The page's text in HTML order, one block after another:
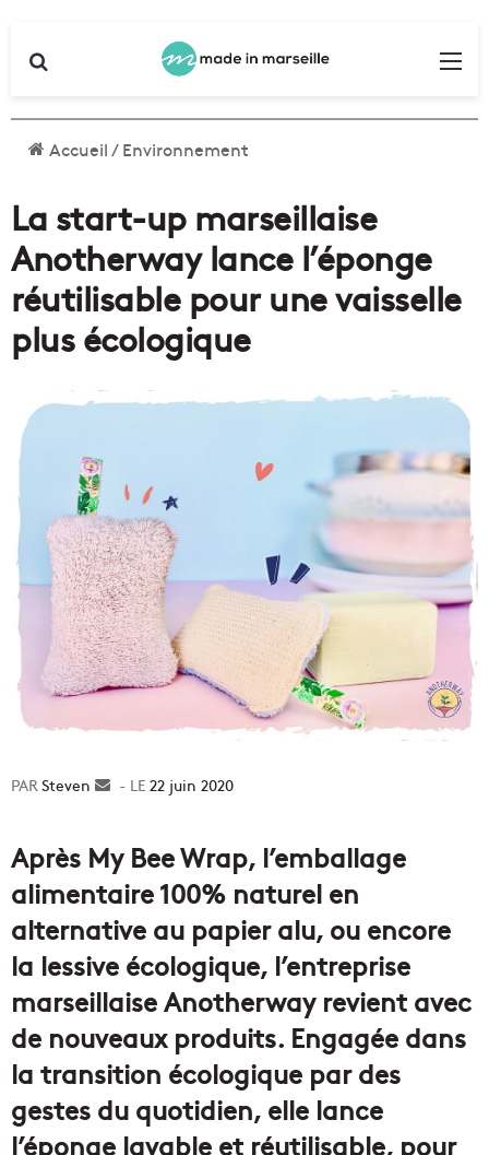
Accueil/Environnement
La start-up marseillaise
Anotherway lance l’éponge
réutilisable pour une vaisselle
plus écologique
Steven
Envoyer22 juin 2020
Après My Bee Wrap, l’emballage
alimentaire 100% naturel en
alternative au papier alu, ou encore
la lessive écologique, l’entreprise
marseillaise Anotherway revient avec
de nouveaux produits. Engagée dans
la transition écologique par des
gestes du quotidien, elle lance
l’éponge lavable et réutilisable, pour